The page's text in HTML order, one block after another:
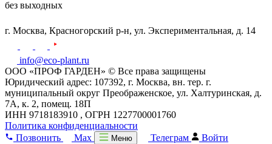
без выходных
г. Москва, Красногорский р-н, ул. Экспериментальная, д. 14
info@eco-plant.ru
ООО «ПРОФ ГАРДЕН» © Все права защищены
Юридический адрес: 107392, г. Москва, вн. тер. г.
муниципальный округ Преображенское, ул. Халтуринская, д.
7А, к. 2, помещ. 18П
ИНН 9718183910 , ОГРН 1227700001760
Политика конфиденциальности
Позвонить
Max Меню Телеграм Войти